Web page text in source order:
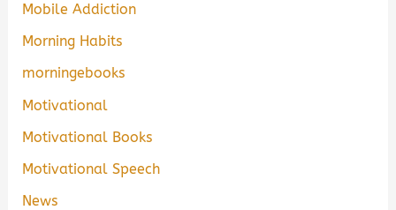
Mobile Addiction
Morning Habits
morningebooks
Motivational
Motivational Books
Motivational Speech
News